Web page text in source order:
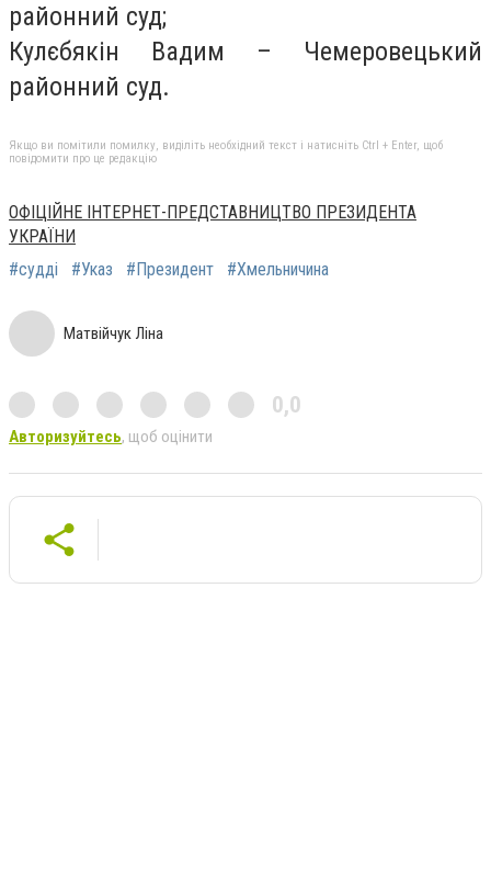
районний суд;
Кулєбякін Вадим – Чемеровецький
районний суд.
Якщо ви помітили помилку, виділіть необхідний текст і натисніть Ctrl + Enter, щоб
повідомити про це редакцію
ОФІЦІЙНЕ ІНТЕРНЕТ-ПРЕДСТАВНИЦТВО ПРЕЗИДЕНТА
УКРАЇНИ
#судді
#Указ #Президент #Хмельничина
Матвійчук Ліна
0,0
Авторизуйтесь, щоб оцінити